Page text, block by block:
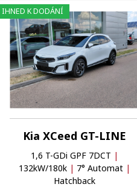
Kia XCeed GT-LINE
1,6 T-GDi GPF 7DCT |
132kW/180k | 7° Automat |
Hatchback
IHNED K DODÁNÍ